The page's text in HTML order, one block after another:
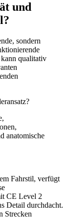
und
sondern
qualitativ
anatomische
Fahrstil, verfügt
CE Level 2
Detail durchdacht.
Strecken